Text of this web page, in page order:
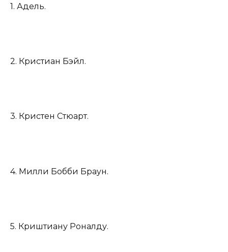
1. Адель.
2. Кристиан Бэйл.
3. Кристен Стюарт.
4. Милли Бобби Браун.
5. Криштиану Роналду.